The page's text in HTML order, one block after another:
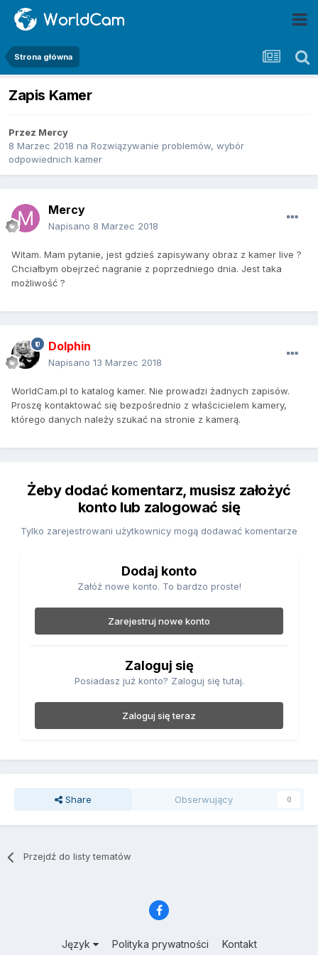
Strona główna
Zapis Kamer
Przez Mercy
8 Marzec 2018 na Rozwiązywanie problemów, wybór
odpowiednich kamer
Mercy
Napisano 8 Marzec 2018
Witam. Mam pytanie, jest gdzieś zapisywany obraz z kamer live ?
Chciałbym obejrzeć nagranie z poprzedniego dnia. Jest taka
możliwość ?
Dolphin
Napisano 13 Marzec 2018
WorldCam.pl to katalog kamer. Nie prowadzi żadnych zapisów.
Proszę kontaktować się bezpośrednio z właścicielem kamery,
którego danych należy szukać na stronie z kamerą.
Żeby dodać komentarz, musisz założyć
konto lub zalogować się
Tylko zarejestrowani użytkownicy mogą dodawać komentarze
Dodaj konto
Załóż nowe konto. To bardzo proste!
Zarejestruj nowe konto
Zaloguj się
Posiadasz już konto? Zaloguj się tutaj.
Zaloguj się teraz
Share Obserwujący 0
Przejdź do listy tematów
Język Polityka prywatności Kontakt